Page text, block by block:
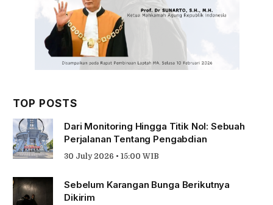
TOP POSTS
Dari Monitoring Hingga Titik Nol: Sebuah
Perjalanan Tentang Pengabdian
30 July 2026 • 15:00 WIB
Sebelum Karangan Bunga Berikutnya
Dikirim